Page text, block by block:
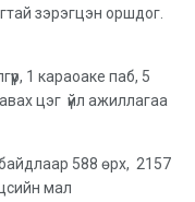
зэрэгцэн оршдог.
1 караоаке паб, 5
авах цэг үйл ажиллагаа
588 өрх, 2157
мал